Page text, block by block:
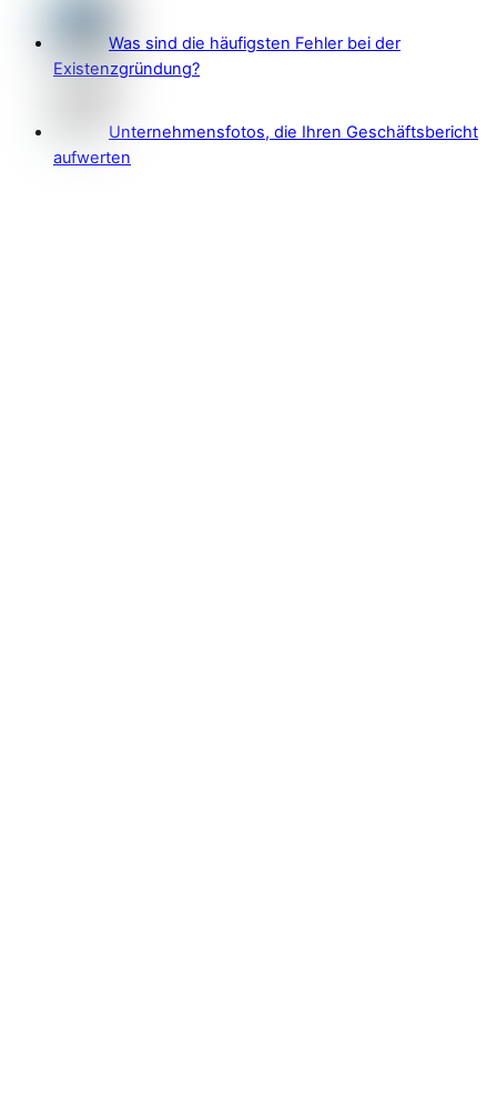
Was sind die häufigsten Fehler bei der
Existenzgründung?
Unternehmensfotos, die Ihren Geschäftsbericht
aufwerten